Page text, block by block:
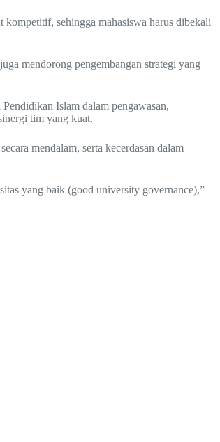
kompetitif, sehingga mahasiswa harus dibekali
mendorong pengembangan strategi yang
Islam dalam pengawasan,
tim yang kuat.
mendalam, serta kecerdasan dalam
yang baik (good university governance),”